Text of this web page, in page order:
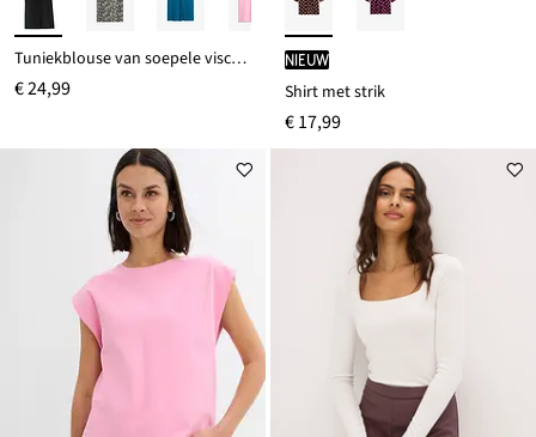
Tuniekblouse van soepele viscose
€ 24,99
Nieuw
Shirt met strik
€ 17,99